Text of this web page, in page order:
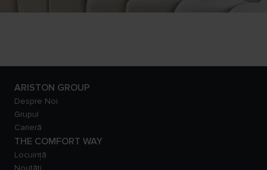
ARISTON GROUP
Despre Noi
Grupul
Carieră
THE COMFORT WAY
Locuință
Noutăți